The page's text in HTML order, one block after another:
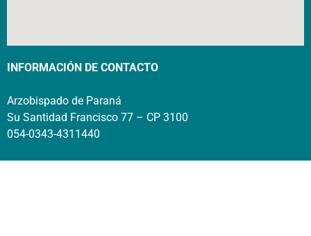
INFORMACIÓN DE CONTACTO
Arzobispado de Paraná
Su Santidad Francisco 77 – CP 3100
054-0343-4311440